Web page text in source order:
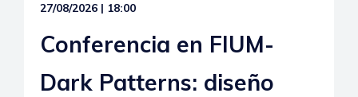
27/08/2026 | 18:00
Conferencia en FIUM-
Dark Patterns: diseño